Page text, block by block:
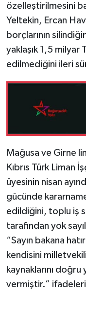
özelleştirilmesini
Yeltekin, Ercan
borçlarının
yaklaşık 1,5 milyar
edilmediğini ileri
Mağusa ve Girne
Kıbrıs Türk Liman
üyesinin nisan
gücünde
edildiğini, toplu iş
tarafından yok
“Sayın bakana
kendisini
kaynaklarını
vermiştir.”